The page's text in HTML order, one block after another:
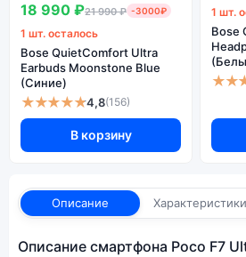
18 990 ₽21 990 ₽ -3000₽
1 шт. осталось
Bose QuietComfort Ultra
Earbuds Moonstone Blue
(Синие)
★★★★★4,8(156)
В корзину
1 шт.
Bose
Описание Характеристики
Описание смартфона Poco F7